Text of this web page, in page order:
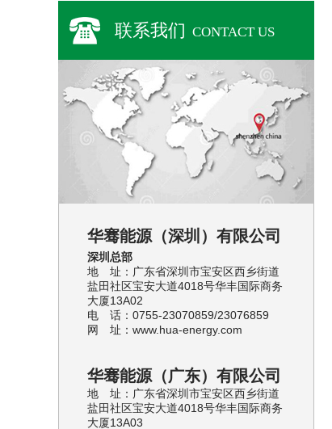
联系我们 CONTACT US
华骞能源（深圳）有限公司
深圳总部
地 址：广东省深圳市宝安区西乡街道
盐田社区宝安大道4018号华丰国际商务
大厦13A02
电 话：0755-23070859/23076859
网 址：www.hua-energy.com
华骞能源（广东）有限公司
地 址： 广东省深圳市宝安区西乡街道
盐田社区宝安大道4018号华丰国际商务
大厦13A03